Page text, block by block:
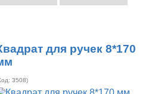
для ручек 8*170
3508)